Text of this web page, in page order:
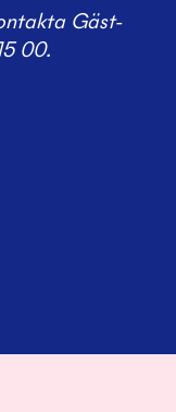
Gäst-
00.